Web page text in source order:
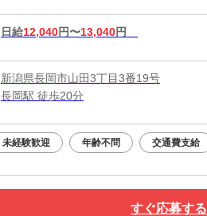
日給12,040円〜13,040円
新潟県長岡市山田3丁目3番19号
長岡駅 徒歩20分
未経験歓迎 年齢不問 交通費支給
すぐ応募する